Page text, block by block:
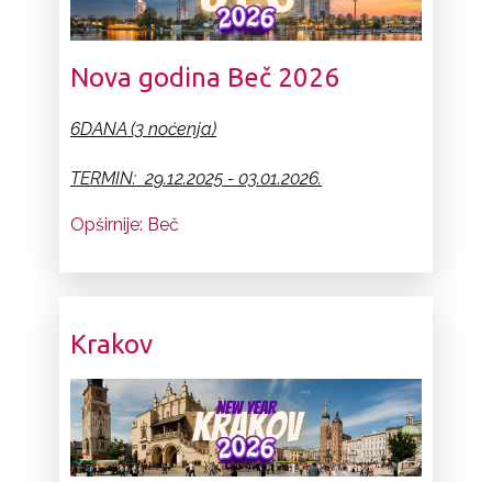
Nova godina Beč 2026
6DANA (3 noćenja)
TERMIN: 29.12.2025 - 03.01.2026.
Opširnije: Beč
Krakov